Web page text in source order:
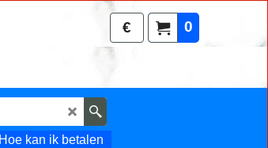
0
€
Hoe kan ik betalen